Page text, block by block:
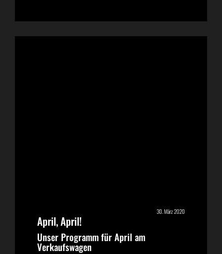
30. März 2020
April, April!
Unser Programm für April am
Verkaufswagen